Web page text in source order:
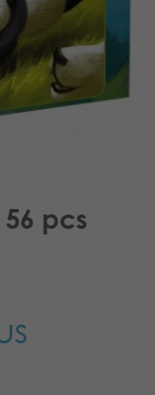
pcs